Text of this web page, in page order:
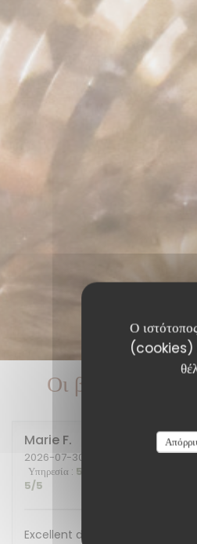
Ο
(cookies)
Οι βαθμολογίες
Marie F
2026-07-30
- 20:00 - καλεσμένοι 2
Υπηρεσία : 5
5/5
Excellent diner et excellente